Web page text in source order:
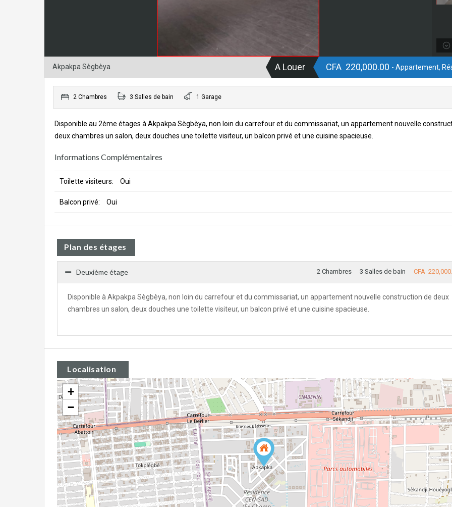
Akpakpa Sègbèya A Louer CFA 220,000.00 - Appartement,
2 Chambres 3 Salles de bain 1 Garage
Disponible au 2ème étages à Akpakpa Sègbèya, non loin du carrefour et du commissariat, un appartement nouvelle
deux chambres un salon, deux douches une toilette visiteur, un balcon privé et une cuisine spacieuse.
Informations Complémentaires
Toilette visiteurs: Oui
Balcon privé: Oui
Plan des étages
Deuxième étage 2 Chambres 3 Salles de bain CFA
Disponible à Akpakpa Sègbèya, non loin du carrefour et du commissariat, un appartement nouvelle construction de deux
chambres un salon, deux douches une toilette visiteur, un balcon privé et une cuisine spacieuse.
Localisation
+
−